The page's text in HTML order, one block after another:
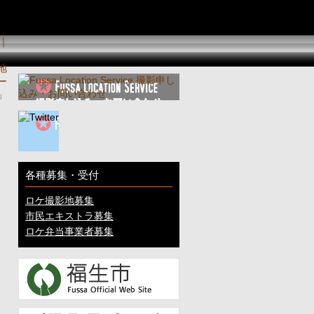
各種募集・受付
ロケ撮影地募集
市民エキストラ募集
ロケ弁当事業者募集